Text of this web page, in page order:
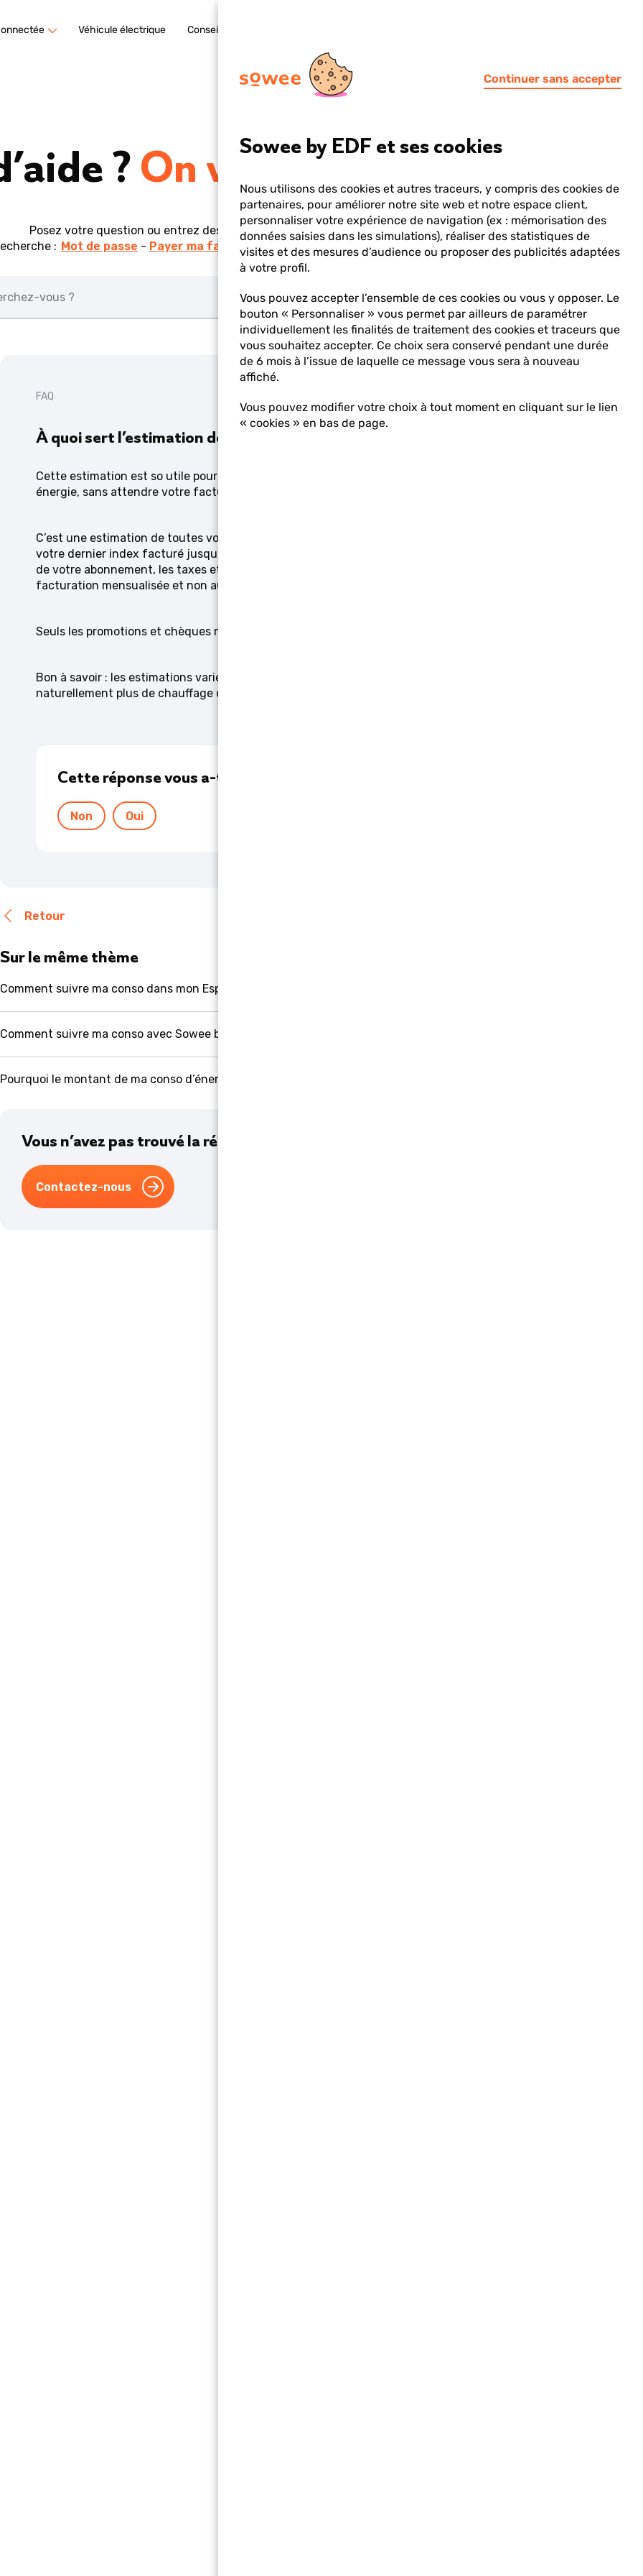
Véhicule électrique Conseils & actu
?On vous répond !
Posez votre question ou entrez des mots-clés.
: Mot de passe Payer ma facture Suivi de souscription
l'on
saisit
des
valeurs
dans
de
recherche,
FAQ
À quoi sert l’estimation de mes dépenses énergie ?
Cette estimation est so utile pour connaître à tout moment le montant de vos dépenses
énergie, sans attendre votre facture.
C’est une estimation de toutes vos dépenses énergie, c’est-à-dire de vos consos depuis
votre dernier index facturé jusqu’au nouvel index que vous allez saisir ; y compris le coût
de votre abonnement, les taxes et les montants déjà payés (si vous avez choisi la
facturation mensualisée et non au réel).
Seuls les promotions et chèques ne sont pas déduits de ce montant estimé.
Bon à savoir : les estimations varient en fonction de la saison. En hiver vous consommez
naturellement plus de chauffage qu’en été.
Cette réponse vous a-t-elle été utile ?
Oui
Non
Retour
Sur le même thème
Comment suivre ma conso dans mon Espace client ?
Comment suivre ma conso avec Sowee by EDF ?
Pourquoi le montant de ma conso d’énergie est-il différent entre mon Suivi conso et ma facture ?
Vous n’avez pas trouvé la réponse à votre question ?
Contactez-nous
Continuer sans accepter
Sowee by EDF et ses cookies
Nous utilisons des cookies et autres traceurs, y compris des cookies de
partenaires, pour améliorer notre site web et notre espace client,
personnaliser votre expérience de navigation (ex : mémorisation des
données saisies dans les simulations), réaliser des statistiques de
visites et des mesures d’audience ou proposer des publicités adaptées
à votre profil.
Vous pouvez accepter l’ensemble de ces cookies ou vous y opposer. Le
bouton « Personnaliser » vous permet par ailleurs de paramétrer
individuellement les finalités de traitement des cookies et traceurs que
vous souhaitez accepter. Ce choix sera conservé pendant une durée
de 6 mois à l’issue de laquelle ce message vous sera à nouveau
affiché.
Vous pouvez modifier votre choix à tout moment en cliquant sur le lien
« cookies » en bas de page.